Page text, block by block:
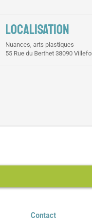
LOCALISATION
Nuances, arts plastiques
55 Rue du Berthet 38090
Contact